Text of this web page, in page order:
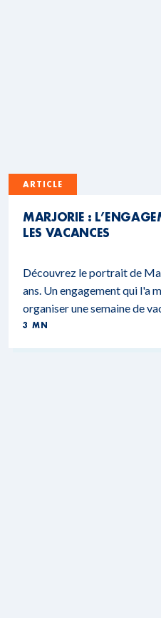
ARTICLE
MARJORIE :
LES VACANCES
Découvrez le portrait de
ans. Un engagement qui l'a
organiser une semaine de
3 MN